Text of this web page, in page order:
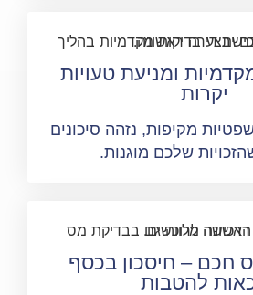
ומניעת טעויות
נזהה סיכונים
שלכם מוגנות.
חיסכון בכסף